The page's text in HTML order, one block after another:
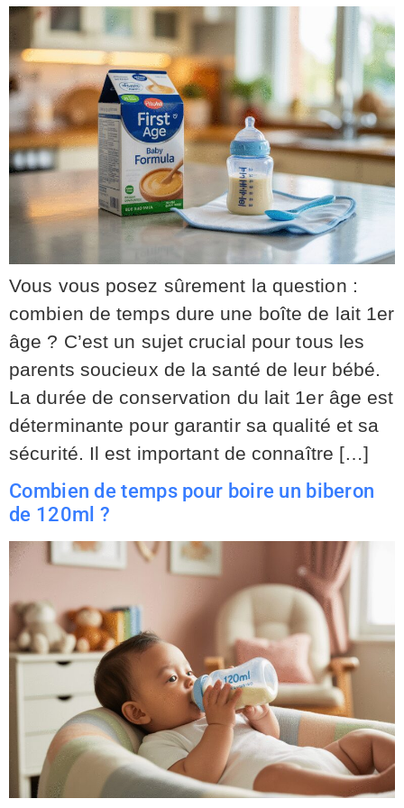
Vous vous posez sûrement la question :
combien de temps dure une boîte de lait 1er
âge ? C’est un sujet crucial pour tous les
parents soucieux de la santé de leur bébé.
La durée de conservation du lait 1er âge est
déterminante pour garantir sa qualité et sa
sécurité. Il est important de connaître […]
Combien de temps pour boire un biberon
de 120ml ?